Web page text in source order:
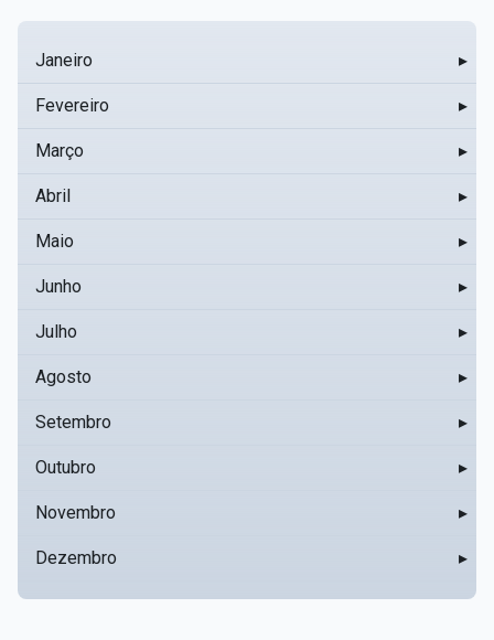
Janeiro ▸
Fevereiro ▸
Março ▸
Abril ▸
Maio ▸
Junho ▸
Julho ▸
Agosto ▸
Setembro ▸
Outubro ▸
Novembro ▸
Dezembro ▸